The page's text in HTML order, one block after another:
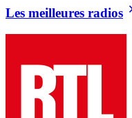
Les meilleures radios